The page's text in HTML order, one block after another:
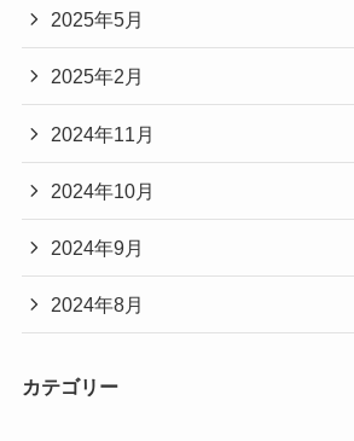
2025年5月
2025年2月
2024年11月
2024年10月
2024年9月
2024年8月
カテゴリー